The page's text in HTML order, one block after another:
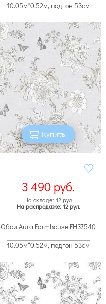
10.05м*0.52м, подгон 53см
Купить
3 490руб.
На складе: 12 рул.
На распродаже: 12 рул.
Обои Aura Farmhouse FH37540
10.05м*0.52м, подгон 53см